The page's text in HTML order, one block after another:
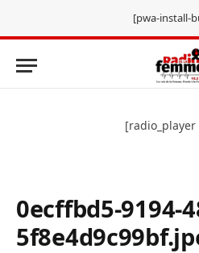
[pwa-install-
0ecffbd5-9194-